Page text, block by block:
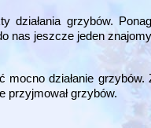
działania grzybów.
nas jeszcze jeden
działanie
przyjmował grzybów.